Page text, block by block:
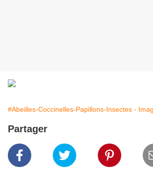
#Abeilles-Coccinelles-Papillons-Insectes -
Partager